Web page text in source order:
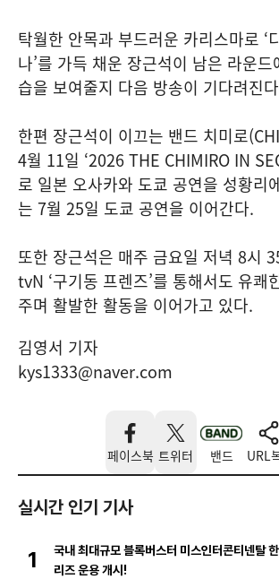
탁월한 안목과 부드러운 카리스마로 ‘
나’를 가득 채운 장근석이 남은 라운
습을 보여줄지 다음 방송이 기다려진
한편 장근석이 이끄는 밴드 치미로
4월 11일 ‘2026 THE CHIMIRO IN
로 일본 오사카와 도쿄 공연을 성황리
는 7월 25일 도쿄 공연을 이어간다.
또한 장근석은 매주 금요일 저녁 8시
tvN ‘구기동 프렌즈’를 통해서도 유쾌
주며 활발한 활동을 이어가고 있다.
김영서 기자
kys1333@naver.com
페이스북 트위터 밴드 URL
실시간 인기 기사
1
국내 최대규모 블록버스터 미스인터콘티넨탈 한국시
리즈 운용 개시!